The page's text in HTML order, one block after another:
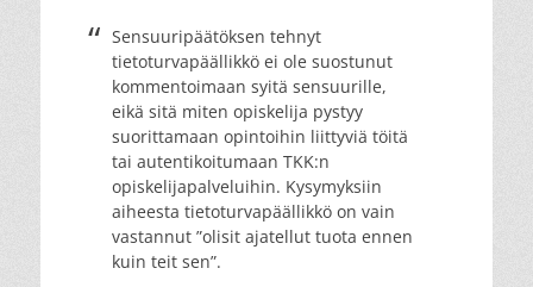
Sensuuripäätöksen tehnyt
tietoturvapäällikkö ei ole suostunut
kommentoimaan syitä sensuurille,
eikä sitä miten opiskelija pystyy
suorittamaan opintoihin liittyviä töitä
tai autentikoitumaan TKK:n
opiskelijapalveluihin. Kysymyksiin
aiheesta tietoturvapäällikkö on vain
vastannut ”olisit ajatellut tuota ennen
kuin teit sen”.